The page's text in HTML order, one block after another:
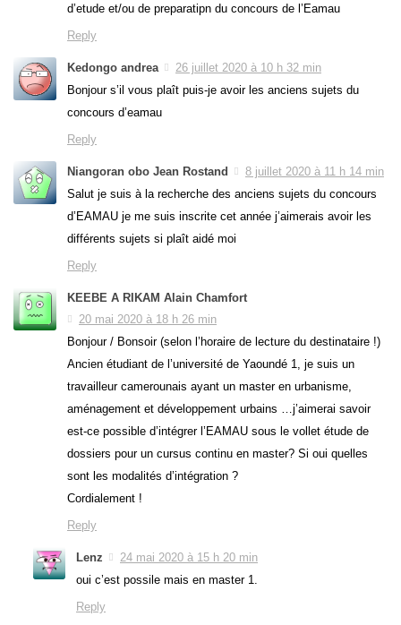
d’etude et/ou de preparatipn du concours de l’Eamau
Reply
Kedongo andrea
26 juillet 2020 à 10 h 32 min
Bonjour s’il vous plaît puis-je avoir les anciens sujets du
concours d’eamau
Reply
Niangoran obo Jean Rostand
8 juillet 2020 à 11 h 14 min
Salut je suis à la recherche des anciens sujets du concours
d’EAMAU je me suis inscrite cet année j’aimerais avoir les
différents sujets si plaît aidé moi
Reply
KEEBE A RIKAM Alain Chamfort
20 mai 2020 à 18 h 26 min
Bonjour / Bonsoir (selon l’horaire de lecture du destinataire !)
Ancien étudiant de l’université de Yaoundé 1, je suis un
travailleur camerounais ayant un master en urbanisme,
aménagement et développement urbains …j’aimerai savoir
est-ce possible d’intégrer l’EAMAU sous le vollet étude de
dossiers pour un cursus continu en master? Si oui quelles
sont les modalités d’intégration ?
Cordialement !
Reply
Lenz
24 mai 2020 à 15 h 20 min
oui c’est possile mais en master 1.
Reply